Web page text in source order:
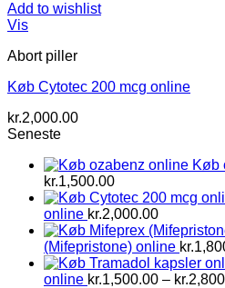
Add to wishlist
Vis
Abort piller
Køb Cytotec 200 mcg online
kr.2,000.00
Seneste
Køb
kr.1,500.00Prisinterval:
kr.800.00
til
kr.1,500.00
online kr.2,000.00
(Mifepristone) online kr.
online kr.1,500.00 – kr.